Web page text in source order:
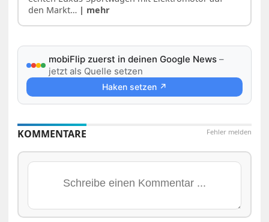
den Markt… | mehr
mobiFlip zuerst in deinen Google News –
jetzt als Quelle setzen
Haken setzen ↗
Fehler melden
KOMMENTARE